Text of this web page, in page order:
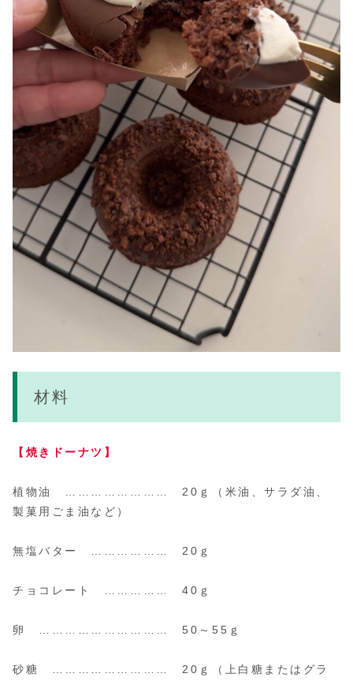
材料
【焼きドーナツ】
植物油 …………………… 20ｇ
（米油、サラダ油、
製菓用ごま油など）
無塩バター ……………… 20ｇ
チョコレート …………… 40ｇ
卵 ………………………… 50～55ｇ
砂糖 ……………………… 20ｇ
（上白糖またはグラ